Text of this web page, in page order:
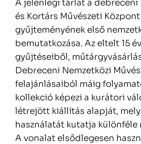
A jelenlegi tárlat a debreceni
és Kortárs Művészeti Központ
gyűjteményének első
bemutatkozása. Az eltelt 15
gyűjtéseiből,
Debreceni Nemzetközi
felajánlásaiból máig
kollekció képezi a kurátori
létrejött kiállítás alapját,
használatát kutatja különféle
A vonalat elsődlegesen